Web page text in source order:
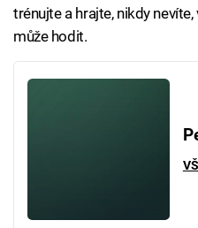
trénujte a hrajte, nikdy
může hodit.